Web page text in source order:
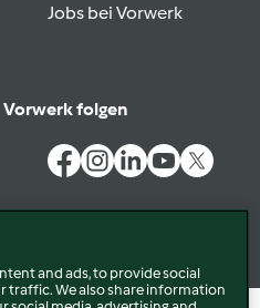
Jobs bei Vorwerk
Vorwerk folgen
and ads, to provide social
traffic. We also share information